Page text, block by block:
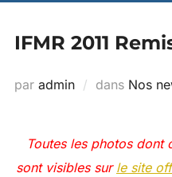
IFMR 2011
par admin dans Nos
Toutes les photos dont
sont visibles sur le site